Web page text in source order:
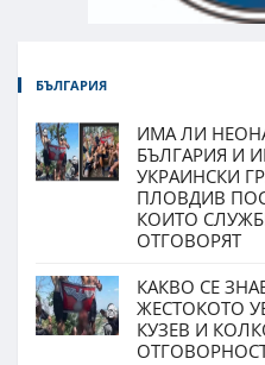
БЪЛГАРИЯ
ИМА ЛИ
БЪЛГАРИЯ И
УКРАИНСКИ
ПЛОВДИВ
КОИТО
ОТГОВОРЯТ
КАКВО СЕ
ЖЕСТОКОТО
КУЗЕВ И